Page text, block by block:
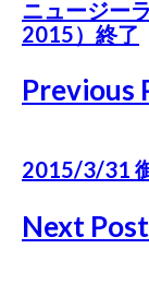
ニュージー
2015）終了
Previous
2015/3/31
Next Post